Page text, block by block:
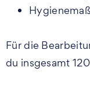
Für die
du insgesamt